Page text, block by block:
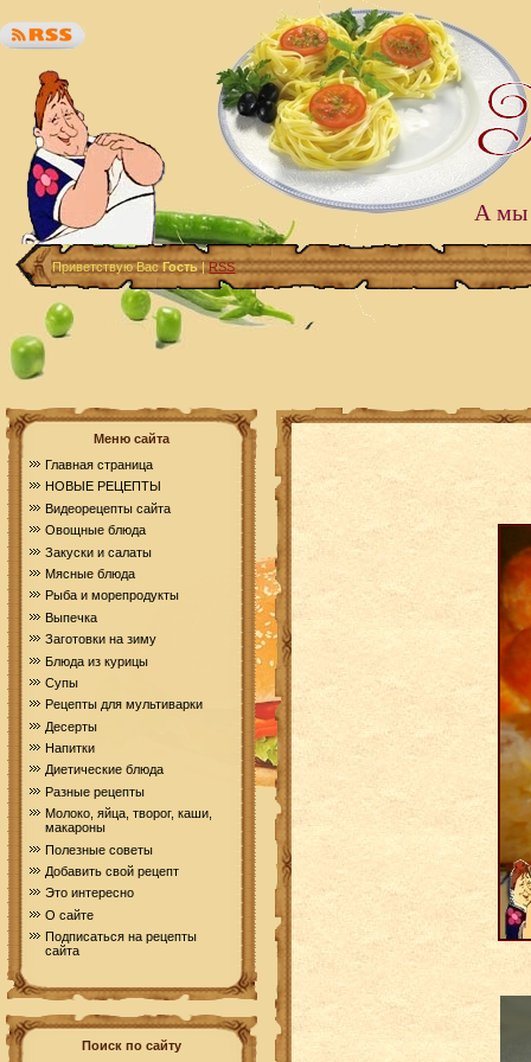
А мы
Приветствую Вас Гость|RSS
Меню сайта
Главная страница
НОВЫЕ РЕЦЕПТЫ
Видеорецепты сайта
Овощные блюда
Закуски и салаты
Мясные блюда
Рыба и морепродукты
Выпечка
Заготовки на зиму
Блюда из курицы
Супы
Рецепты для мультиварки
Десерты
Напитки
Диетические блюда
Разные рецепты
Молоко, яйца, творог, каши,
макароны
Полезные советы
Добавить свой рецепт
Это интересно
О сайте
Подписаться на рецепты
сайта
Поиск по сайту